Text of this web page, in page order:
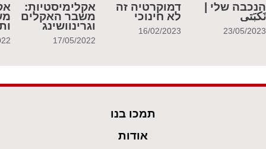
הנכבה שלי |
نَكبَتي
23/05/2023
דמוקרטיה זה
לא חינוכי
16/02/2023
אקלימיסטיות:
משבר האקלים
וגרינוושינג
17/05/2022
תמכו בנו
אודות